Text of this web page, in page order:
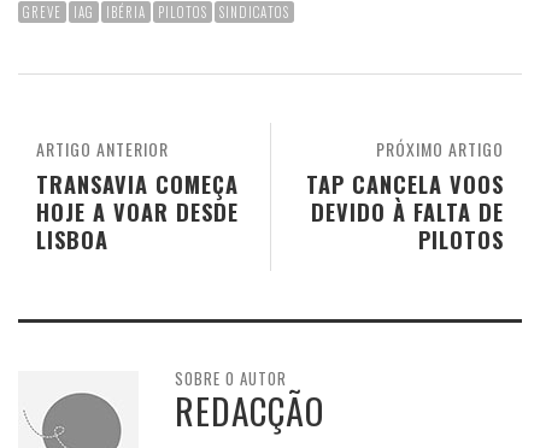
GREVE IAG IBÉRIA PILOTOS SINDICATOS
PRÓXIMO ARTIGO
TAP CANCELA VOOS
DEVIDO À FALTA DE
PILOTOS
ARTIGO ANTERIOR
TRANSAVIA COMEÇA
HOJE A VOAR DESDE
LISBOA
SOBRE O AUTOR
REDACÇÃO